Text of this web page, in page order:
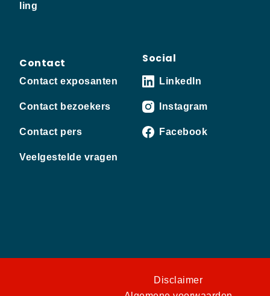
ling
Contact
Contact exposanten
Contact bezoekers
Contact pers
Veelgestelde vragen
Social
LinkedIn
Instagram
Facebook
Disclaimer